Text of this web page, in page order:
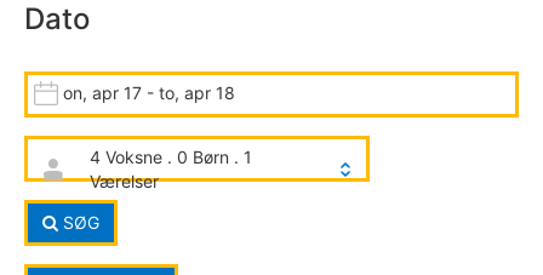
Dato
on, apr 17 - to, apr 18
4 Voksne . 0 Børn . 1
Værelser
SØG